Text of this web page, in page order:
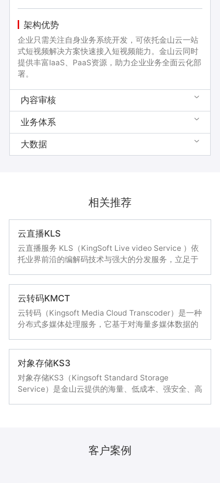
架构优势
企业只需关注自身业务系统开发，可依托金山云一站
式短视频解决方案快速接入短视频能力。金山云同时
提供丰富IaaS、PaaS资源，助力企业业务全面云化部
署。
内容审核 
内容审核
支持图片、视频、音频、文本四种内容格式的识别，
基于大数据和深度学习技术，赋能内容安全和内容理
解两大应用场景。
优势
内容安全基于海量训练数据确保识别的高准确率，有
效帮助客户降低色情、暴恐、涉政等违规风险；提供
容分类、分发和管理。
业务体系 
业务体系
依托于金山云高等级的数据中心体系、高质量的资源
储备、高弹性的公有云资源以及专业化的服务体系，
向客户提供本地IT基础设施+私有云+公有云整体化的
一站式解决方案，帮助企业轻松实现混合组网，构建
兼顾平台安全、资源弹性、管理灵活的混合云IT基础
设施。
需要特殊架构的业务迁入金山云KIS，关键私密业务
及数据保留在客户私有IDC。实现业务按需部署和灵
大数据 
企业本身结合短视频用户的线上、线下行为，研究用
户的基本属性、生活形态以及行为特征开展智能推
荐、智能营销业务。
详细说明
相关推荐
云直播KLS
云直播服务 KLS（KingSoft Live video Service ）依
托业界前沿的编解码技术与强大的分发服务，立足于
稳定流畅、高并发的一站式云直播服务。
云转码KMCT
云转码（Kingsoft Media Cloud Transcoder）是一种
分布式多媒体处理服务，它基于对海量多媒体数据的
大的编码技术，提供的智能、优质、高效的媒体处理
服务。
对象存储KS3
对象存储KS3（Kingsoft Standard Storage
Service）是金山云提供的海量、低成本、强安全、高
客户案例